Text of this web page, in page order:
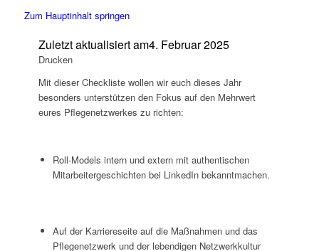
Zum Hauptinhalt springen
Zuletzt aktualisiert am4. Februar 2025
Drucken
Mit dieser Checkliste wollen wir euch dieses Jahr
besonders unterstützen den Fokus auf den Mehrwert
eures Pflegenetzwerkes zu richten:
Roll-Models intern und extern mit authentischen
Mitarbeitergeschichten bei LinkedIn bekanntmachen.
Auf der Karriereseite auf die Maßnahmen und das
Pflegenetzwerk und der lebendigen Netzwerkkultur